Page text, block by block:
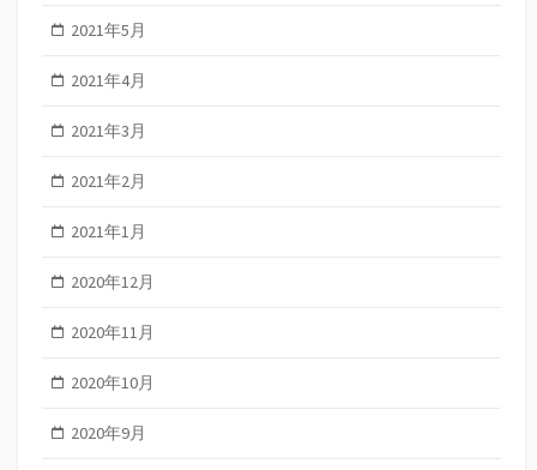
2021年5月
2021年4月
2021年3月
2021年2月
2021年1月
2020年12月
2020年11月
2020年10月
2020年9月